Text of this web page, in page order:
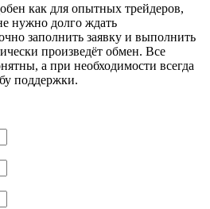
как для опытных трейдеров,
нужно долго ждать
заполнить заявку и выполнить
произведёт обмен. Все
а при необходимости всегда
поддержки.